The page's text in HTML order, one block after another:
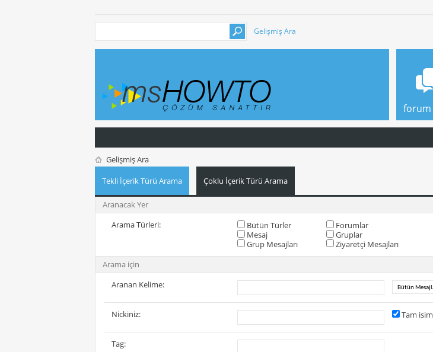
Gelişmiş Ara
forum
Gelişmiş Ara
Tekli İçerik Türü Arama
Çoklu İçerik Türü Arama
Aranacak Yer
Arama Türleri:
Bütün Türler
Forumlar
Mesaj
Gruplar
Grup Mesajları
Ziyaretçi Mesajları
Arama için
Aranan Kelime:
Nickiniz: Tam isim
Tag: